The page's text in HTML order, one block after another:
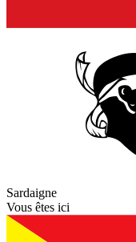
Sardaigne
Vous êtes ici